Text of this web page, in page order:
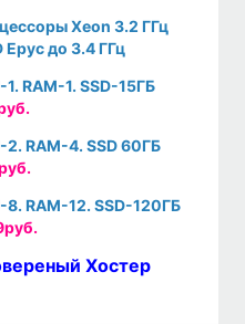
Xeon 3.2 ГГц
Epyc до 3.4 ГГц
1. RAM-1. SSD-15ГБ
2. RAM-4. SSD 60ГБ
8. RAM-12. SSD-120ГБ
Хостер